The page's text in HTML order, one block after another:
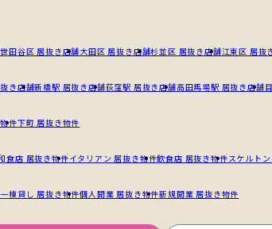
世田谷区 居抜き店舗大田区 居抜き店舗杉並区 居抜き店舗江東区 居抜
き店舗新橋駅 居抜き店舗荻窪駅 居抜き店舗高田馬場駅 居抜き店舗
件下町 居抜き物件
食店 居抜き物件イタリアン 居抜き物件飲食店 居抜き物件スケルト
一棟貸し 居抜き物件個人開業 居抜き物件新規開業 居抜き物件